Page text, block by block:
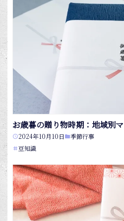
お歳暮の贈り物時期：地域別
2024年10月10日
季節行事
豆知識